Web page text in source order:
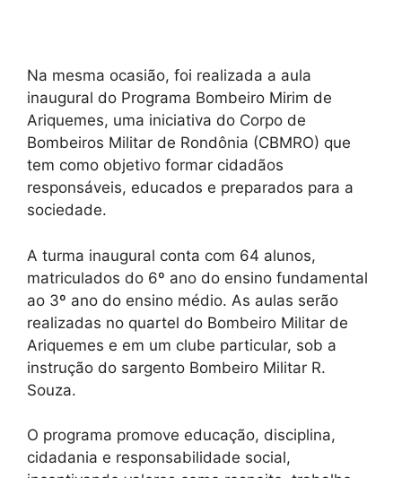
Na mesma ocasião, foi realizada a aula
inaugural do Programa Bombeiro Mirim de
Ariquemes, uma iniciativa do Corpo de
Bombeiros Militar de Rondônia (CBMRO) que
tem como objetivo formar cidadãos
responsáveis, educados e preparados para a
sociedade.
A turma inaugural conta com 64 alunos,
matriculados do 6º ano do ensino fundamental
ao 3º ano do ensino médio. As aulas serão
realizadas no quartel do Bombeiro Militar de
Ariquemes e em um clube particular, sob a
instrução do sargento Bombeiro Militar R.
Souza.
O programa promove educação, disciplina,
cidadania e responsabilidade social,